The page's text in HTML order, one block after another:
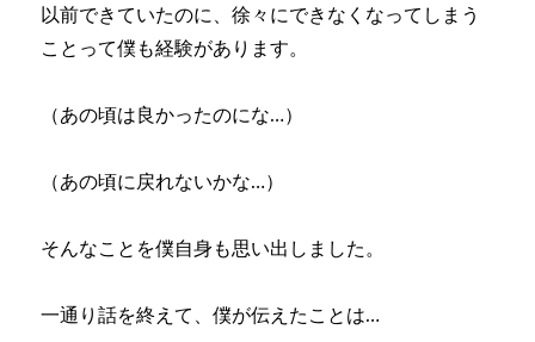
以前できていたのに、徐々にできなくなってしまう
ことって僕も経験があります。
（あの頃は良かったのにな…）
（あの頃に戻れないかな…）
そんなことを僕自身も思い出しました。
一通り話を終えて、僕が伝えたことは…